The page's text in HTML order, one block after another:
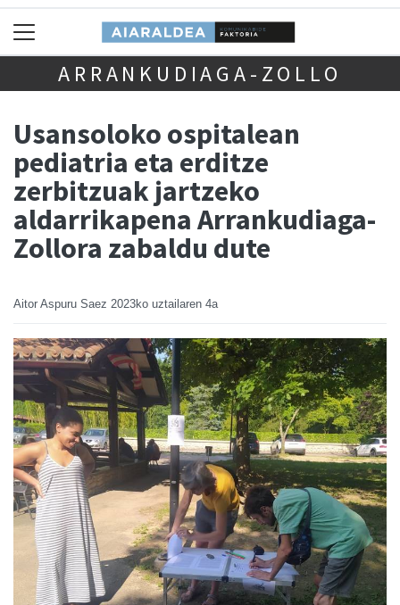
ARRANKUDIAGA-ZOLLO
Usansoloko ospitalean
pediatria eta erditze
zerbitzuak jartzeko
aldarrikapena Arrankudiaga-
Zollora zabaldu dute
Aitor Aspuru Saez 2023ko uztailaren 4a